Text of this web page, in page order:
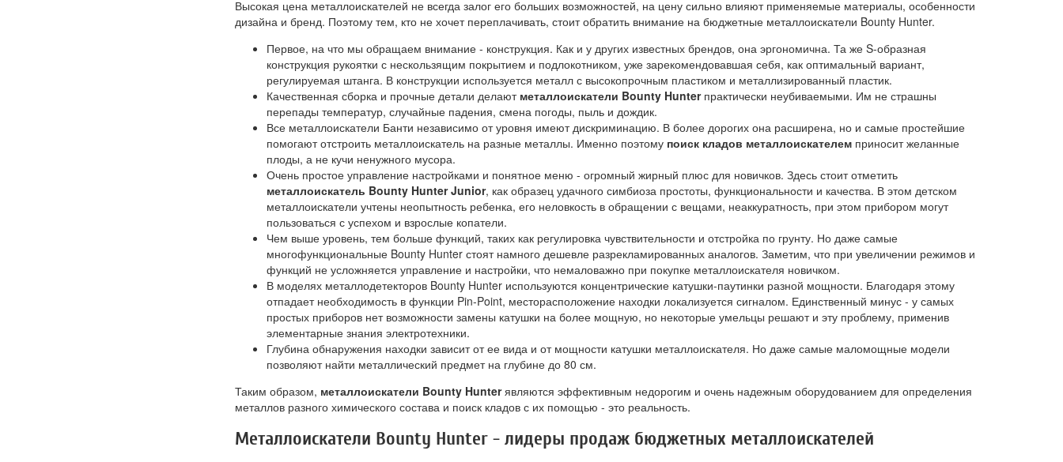
Высокая цена металлоискателей не всегда залог его больших возможностей, на цену сильно влияют применяемые материалы, особенности
дизайна и бренд. Поэтому тем, кто не хочет переплачивать, стоит обратить внимание на бюджетные металлоискатели Bounty Hunter.
Первое, на что мы обращаем внимание - конструкция. Как и у других известных брендов, она эргономична. Та же S-образная
конструкция рукоятки с нескользящим покрытием и подлокотником, уже зарекомендовавшая себя, как оптимальный вариант,
регулируемая штанга. В конструкции используется металл с высокопрочным пластиком и металлизированный пластик.
Качественная сборка и прочные детали делают металлоискатели Bounty Hunterпрактически неубиваемыми. Им не страшны
перепады температур, случайные падения, смена погоды, пыль и дождик.
Все металлоискатели Банти независимо от уровня имеют дискриминацию. В более дорогих она расширена, но и самые простейшие
помогают отстроить металлоискатель на разные металлы. Именно поэтому поиск кладов металлоискателем приносит желанные
плоды, а не кучи ненужного мусора.
Очень простое управление настройками и понятное меню - огромный жирный плюс для новичков. Здесь стоит отметить
металлоискатель Bounty Hunter Junior, как образец удачного симбиоза простоты, функциональности и качества. В этом детском
металлоискатели учтены неопытность ребенка, его неловкость в обращении с вещами, неаккуратность, при этом прибором могут
пользоваться с успехом и взрослые копатели.
Чем выше уровень, тем больше функций, таких как регулировка чувствительности и отстройка по грунту. Но даже самые
многофункциональные Bounty Hunter стоят намного дешевле разрекламированных аналогов. Заметим, что при увеличении режимов и
функций не усложняется управление и настройки, что немаловажно при покупке металлоискателя новичком.
В моделях металлодетекторов Bounty Hunter используются концентрические катушки-паутинки разной мощности. Благодаря этому
отпадает необходимость в функции Pin-Point, месторасположение находки локализуется сигналом. Единственный минус - у самых
простых приборов нет возможности замены катушки на более мощную, но некоторые умельцы решают и эту проблему, применив
элементарные знания электротехники.
Глубина обнаружения находки зависит от ее вида и от мощности катушки металлоискателя. Но даже самые маломощные модели
позволяют найти металлический предмет на глубине до 80 см.
Таким образом, металлоискатели Bounty Hunterявляются эффективным недорогим и очень надежным оборудованием для определения
металлов разного химического состава и поиск кладов с их помощью - это реальность.
Металлоискатели Bounty Hunter - лидеры продаж бюджетных металлоискателей